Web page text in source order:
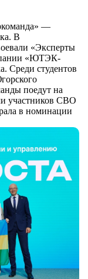
—
В
«Эксперты
«ЮТЭК-
Среди студентов
поедут на
участников СВО
в номинации